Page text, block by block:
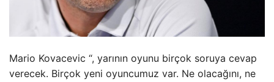
Mario Kovacevic “, yarının oyunu birçok soruya cevap
verecek. Birçok yeni oyuncumuz var. Ne olacağını, ne